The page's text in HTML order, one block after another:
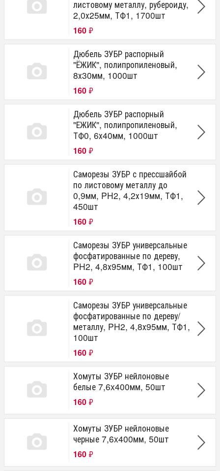
листовому металлу, рубероиду,
2,0х25мм, ТФ1, 1700шт
160 ₽
Дюбель ЗУБР распорный
"ЁЖИК", полипропиленовый,
8х30мм, 1000шт
160 ₽
Дюбель ЗУБР распорный
"ЕЖИК", полипропиленовый,
ТФ0, 6х40мм, 1000шт
160 ₽
Саморезы ЗУБР с прессшайбой
по листовому металлу до
0,9мм, PH2, 4,2х19мм, ТФ1,
450шт
160 ₽
Саморезы ЗУБР универсальные
фосфатированные по дереву,
PH2, 4,8х95мм, ТФ1, 100шт
160 ₽
Саморезы ЗУБР универсальные
фосфатированные по дереву/
металлу, PH2, 4,8х95мм, ТФ1,
100шт
160 ₽
Хомуты ЗУБР нейлоновые
белые 7,6x400мм, 50шт
160 ₽
Хомуты ЗУБР нейлоновые
черные 7,6x400мм, 50шт
160 ₽